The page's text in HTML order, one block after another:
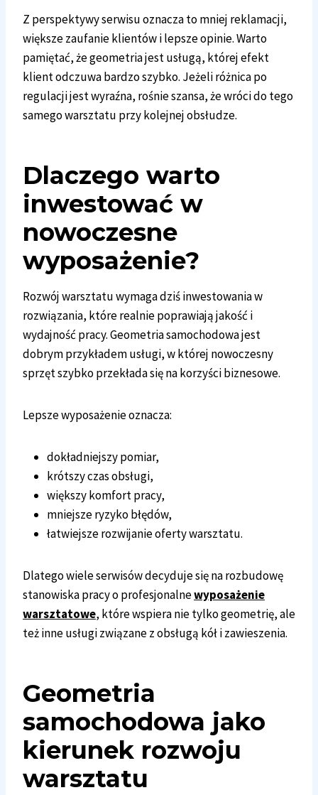
Z perspektywy serwisu oznacza to mniej reklamacji,
większe zaufanie klientów i lepsze opinie. Warto
pamiętać, że geometria jest usługą, której efekt
klient odczuwa bardzo szybko. Jeżeli różnica po
regulacji jest wyraźna, rośnie szansa, że wróci do tego
samego warsztatu przy kolejnej obsłudze.
Dlaczego warto
inwestować w
nowoczesne
wyposażenie?
Rozwój warsztatu wymaga dziś inwestowania w
rozwiązania, które realnie poprawiają jakość i
wydajność pracy. Geometria samochodowa jest
dobrym przykładem usługi, w której nowoczesny
sprzęt szybko przekłada się na korzyści biznesowe.
Lepsze wyposażenie oznacza:
dokładniejszy pomiar,
krótszy czas obsługi,
większy komfort pracy,
mniejsze ryzyko błędów,
łatwiejsze rozwijanie oferty warsztatu.
Dlatego wiele serwisów decyduje się na rozbudowę
stanowiska pracy o profesjonalnewyposażenie
warsztatowe, które wspiera nie tylko geometrię, ale
też inne usługi związane z obsługą kół i zawieszenia.
Geometria
samochodowa jako
kierunek rozwoju
warsztatu